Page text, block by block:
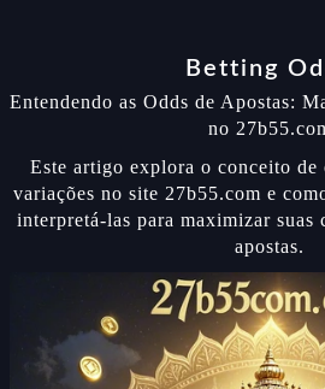
Betting
Entendendo as Odds de Apostas:
no
Este artigo explora o conceito de
variações no site 27b55.com e
interpretá-las para maximizar suas
apostas.